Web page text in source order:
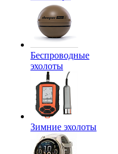
Беспроводные
эхолоты
Зимние эхолоты